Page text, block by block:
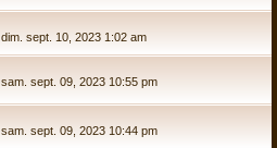
dim. sept. 10, 2023 1:02 am
sam. sept. 09, 2023 10:55 pm
sam. sept. 09, 2023 10:44 pm